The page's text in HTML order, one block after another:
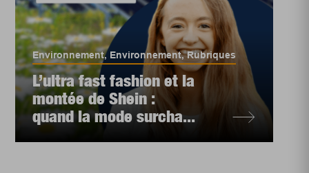
Environnement, Environnement,Rubriques
L’ultra fast fashion et la
montée de Shein :
quand la mode surcha...